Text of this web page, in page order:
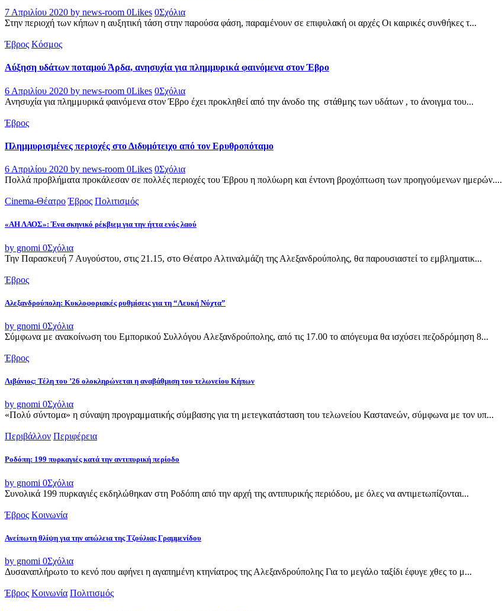
7 Απριλίου 2020 by news-room 0Likes 0Σχόλια
Στην περιοχή των κήπων η αυξητική τάση στην παρούσα φάση, παραμένουν σε επιφυλακή οι αρχές Οι καιρικές συνθήκες τ...
Έβρος Κόσμος
Αύξηση υδάτων ποταμού Άρδα, ανησυχία για πλημμυρικά φαινόμενα στον Έβρο
6 Απριλίου 2020 by news-room 0Likes 0Σχόλια
Ανησυχία για πλημμυρικά φαινόμενα στον Έβρο έχει προκληθεί από την άνοδο της στάθμης των υδάτων , το άνοιγμα του...
Έβρος
Πλημμυρισμένες περιοχές στο Διδυμότειχο από τον Ερυθροπόταμο
6 Απριλίου 2020 by news-room 0Likes 0Σχόλια
Πολλά προβλήματα προκάλεσαν σε πολλές περιοχές του Έβρου η πολύωρη και έντονη βροχόπτωση των προηγούμενων ημερών....
Cinema-Θέατρο Έβρος Πολιτισμός
«ΑΗ ΛΑΟΣ»: Ένα σκηνικό ρέκβιεμ για την ήττα ενός λαού
by gnomi 0Σχόλια
Την Παρασκευή 7 Αυγούστου, στις 21.15, στο Θέατρο Αλτιναλμάζη της Αλεξανδρούπολης, θα παρουσιαστεί το εμβληματικ...
Έβρος
Αλεξανδρούπολη: Κυκλοφοριακές ρυθμίσεις για τη “Λευκή Νύχτα”
by gnomi 0Σχόλια
Σύμφωνα με ανακοίνωση του Εμπορικού Συλλόγου Αλεξανδρούπολης, από τις 17.00 το απόγευμα θα ισχύσει πεζοδρόμηση 8...
Έβρος
Λιβάνιος: Τέλη του ’26 ολοκληρώνεται η αναβάθμιση του τελωνείου Κήπων
by gnomi 0Σχόλια
«Πολύ σύντομα» η σύναψη προγραμματικής σύμβασης για τη μετεγκατάσταση του τελωνείου Καστανεών, σύμφωνα με τον υπ...
Περιβάλλον Περιφέρεια
Ροδόπη: 199 πυρκαγιές κατά την αντιπυρική περίοδο
by gnomi 0Σχόλια
Συνολικά 199 πυρκαγιές εκδηλώθηκαν στη Ροδόπη από την αρχή της αντιπυρικής περιόδου, με όλες να αντιμετωπίζονται...
Έβρος Κοινωνία
Ανείπωτη θλίψη για την απώλεια της Τζούλιας Γραμμενίδου
by gnomi 0Σχόλια
Δυσαναπλήρωτο το κενό που αφήνει η αγαπημένη κτηνίατρος της Αλεξανδρούπολης Για το μεγάλο ταξίδι έφυγε χθες το μ...
Έβρος Κοινωνία Πολιτισμός